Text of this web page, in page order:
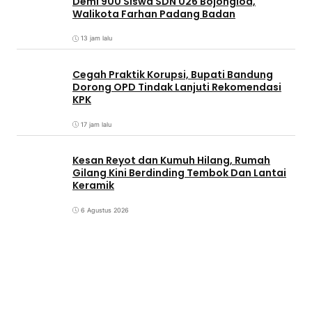
Walikota Farhan Padang Badan
13 jam lalu
Cegah Praktik Korupsi, Bupati Bandung
Dorong OPD Tindak Lanjuti Rekomendasi
KPK
17 jam lalu
Kesan Reyot dan Kumuh Hilang, Rumah
Gilang Kini Berdinding Tembok Dan Lantai
Keramik
6 Agustus 2026